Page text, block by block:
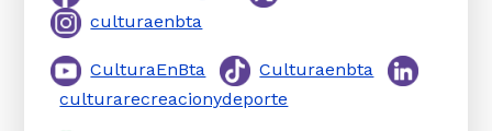
culturaenbta
CulturaEnBta
Culturaenbta
culturarecreacionydeporte